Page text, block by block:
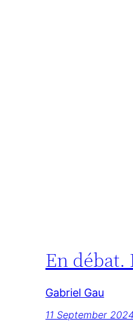
En débat.
Gabriel Gau
11 September 2024